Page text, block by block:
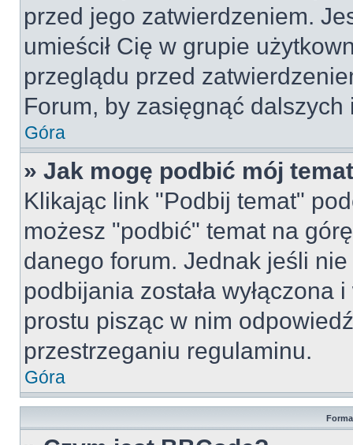
przed jego zatwierdzeniem.
umieścił Cię w grupie
przeglądu przed
Forum, by zasięgnąć dalszych
Góra
» Jak mogę podbić mój
Klikając link "Podbij temat"
możesz "podbić" temat na
danego forum. Jednak jeśli
podbijania została
prostu pisząc w nim
przestrzeganiu regulaminu.
Góra